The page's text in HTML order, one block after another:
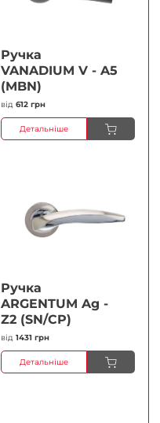
Ручка
VANADIUM V - A5
(MBN)
від 612 грн
Детальніше
Ручка
ARGENTUM Ag -
Z2 (SN/CP)
від 1431 грн
Детальніше